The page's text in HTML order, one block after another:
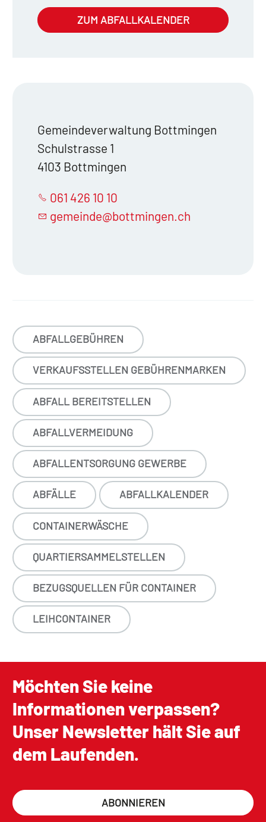
ZUM ABFALLKALENDER
Gemeindeverwaltung Bottmingen
Schulstrasse 1
4103 Bottmingen
061 426 10 10
gemeinde@bottmingen.ch
ABFALLGEBÜHREN
VERKAUFSSTELLEN GEBÜHRENMARKEN
ABFALL BEREITSTELLEN
ABFALLVERMEIDUNG
ABFALLENTSORGUNG GEWERBE
ABFÄLLE ABFALLKALENDER
CONTAINERWÄSCHE
QUARTIERSAMMELSTELLEN
BEZUGSQUELLEN FÜR CONTAINER
LEIHCONTAINER
Möchten Sie keine
Informationen verpassen?
Unser Newsletter hält Sie auf
dem Laufenden.
ABONNIEREN